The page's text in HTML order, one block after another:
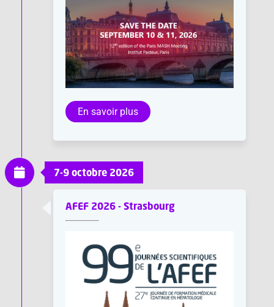
En savoir plus
AFEF 2026 - Strasbourg
7-9 octobre 2026